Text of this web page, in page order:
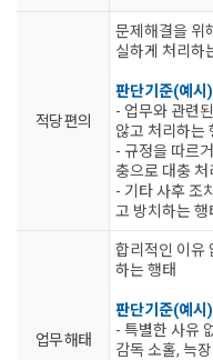
적당 편의
문제해결을 위
실하게 처리하
판단기준(예시)
- 업무와 관련
않고 처리하는
- 규정을 따르
충으로 대충 처
- 기타 사후 조
고 방치하는 행
업무 해태
합리적인 이유
하는 행태
판단기준(예시)
- 특별한 사유
감독 소홀, 늑